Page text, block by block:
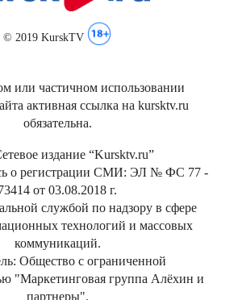
© 2019 KurskTV
или частичном использовании
активная ссылка на kursktv.ru
обязательна.
издание “Kursktv.ru”
о регистрации СМИ: ЭЛ № ФС 77 -
от 03.08.2018 г.
службой по надзору в сфере
технологий и массовых
коммуникаций.
Общество с ограниченной
"Маркетинговая группа Алёхин и
партнеры".